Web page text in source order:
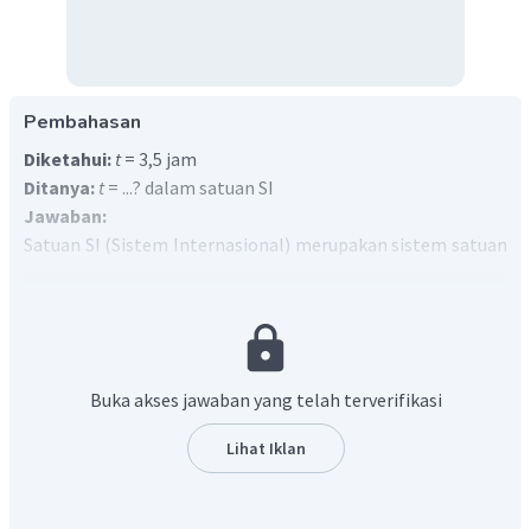
Pembahasan
Diketahui: t= 3,5 jam
Ditanya: t= ...? dalam satuan SI
Jawaban:
Satuan SI (Sistem Internasional) merupakan sistem satuan
waktu adalah detik atau sekon. Jadi disini kita harus
mengkonversi satuan jam menjadi sekon. Ingat bahwa 1
Dengan demikian, jika dinyatakan dalam satuan SI,
Buka akses jawaban yang telah terverifikasi
Lihat Iklan